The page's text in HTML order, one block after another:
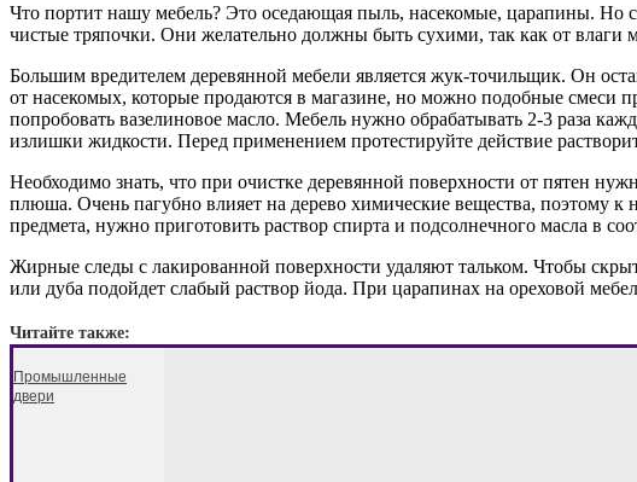
Что портит нашу мебель? Это оседающая пыль, насекомые, царапины. Но
чистые тряпочки. Они желательно должны быть сухими, так как от влаги
Большим вредителем деревянной мебели является жук-точильщик. Он
от насекомых, которые продаются в магазине, но можно подобные
попробовать вазелиновое масло. Мебель нужно обрабатывать 2-3 раза
излишки жидкости. Перед применением протестируйте действие
Необходимо знать, что при очистке деревянной поверхности от пятен
плюша. Очень пагубно влияет на дерево химические вещества, поэтому
предмета, нужно приготовить раствор спирта и подсолнечного масла в
Жирные следы с лакированной поверхности удаляют тальком. Чтобы
или дуба подойдет слабый раствор йода. При царапинах на ореховой
Читайте также:
Промышленные
двери